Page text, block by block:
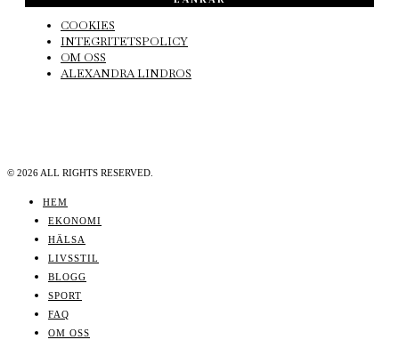
COOKIES
INTEGRITETSPOLICY
OM OSS
ALEXANDRA LINDROS
© 2026 ALL RIGHTS RESERVED.
HEM
EKONOMI
HÄLSA
LIVSSTIL
BLOGG
SPORT
FAQ
OM OSS